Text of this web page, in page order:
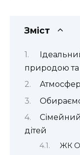
Зміст
природою та
дітей
ЖК